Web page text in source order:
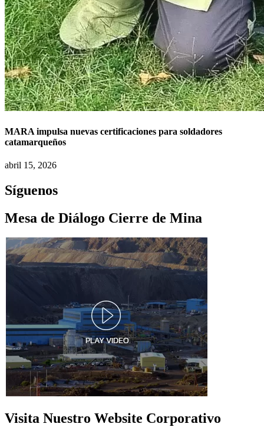
MARA impulsa nuevas certificaciones para soldadores
catamarqueños
abril 15, 2026
Síguenos
Mesa de Diálogo Cierre de Mina
Visita Nuestro Website Corporativo